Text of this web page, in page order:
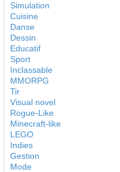
Simulation
Cuisine
Danse
Dessin
Educatif
Sport
Inclassable
MMORPG
Tir
Visual novel
Rogue-Like
Minecraft-like
LEGO
Indies
Gestion
Mode